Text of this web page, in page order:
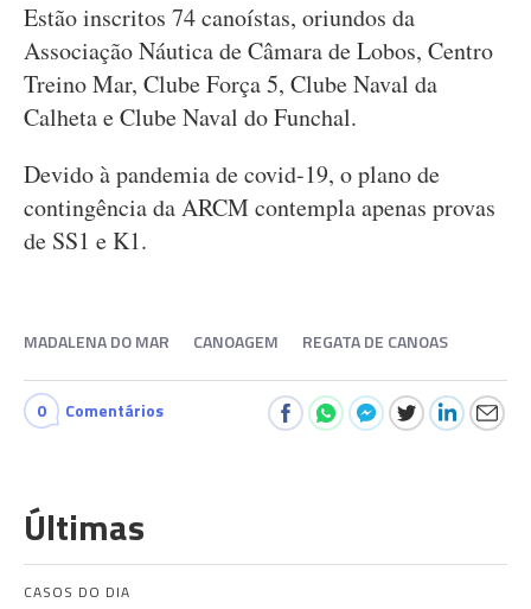
Estão inscritos 74 canoístas, oriundos da
Associação Náutica de Câmara de Lobos, Centro
Treino Mar, Clube Força 5, Clube Naval da
Calheta e Clube Naval do Funchal.
Devido à pandemia de covid-19, o plano de
contingência da ARCM contempla apenas provas
de SS1 e K1.
MADALENA DO MAR CANOAGEM REGATA DE CANOAS
0 Comentários
Últimas
CASOS DO DIA